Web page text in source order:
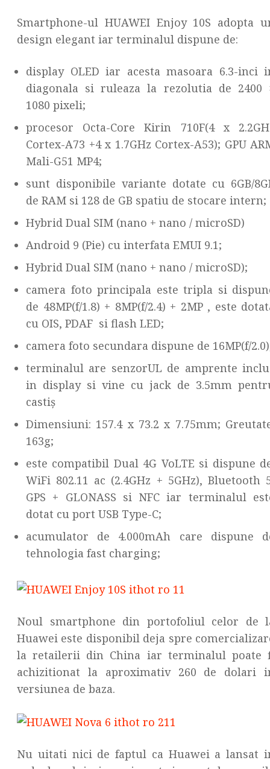
Smartphone-ul HUAWEI Enjoy 10S adopta
design elegant iar terminalul dispune de:
display OLED iar acesta masoara 6.3-inci
diagonala si ruleaza la rezolutia de 2400
1080 pixeli;
procesor Octa-Core Kirin 710F(4 x
Cortex-A73 +4 x 1.7GHz Cortex-A53); GPU
Mali-G51 MP4;
sunt disponibile variante dotate cu 6GB/
de RAM si 128 de GB spatiu de stocare intern;
Hybrid Dual SIM (nano + nano / microSD)
Android 9 (Pie) cu interfata EMUI 9.1;
Hybrid Dual SIM (nano + nano / microSD);
camera foto principala este tripla si
de 48MP(f/1.8) + 8MP(f/2.4) + 2MP , este
cu OIS, PDAF si flash LED;
camera foto secundara dispune de 16MP(f/
terminalul are senzorUL de amprente
in display si vine cu jack de 3.5mm
castiș
Dimensiuni: 157.4 x 73.2 x 7.75mm;
163g;
este compatibil Dual 4G VoLTE si dispune
WiFi 802.11 ac (2.4GHz + 5GHz), Bluetooth
GPS + GLONASS si NFC iar terminalul
dotat cu port USB Type-C;
acumulator de 4.000mAh care dispune
tehnologia fast charging;
Noul smartphone din portofoliul celor de
Huawei este disponibil deja spre
la retailerii din China iar terminalul poate
achizitionat la aproximativ 260 de dolari
versiunea de baza.
Nu uitati nici de faptul ca Huawei a lansat